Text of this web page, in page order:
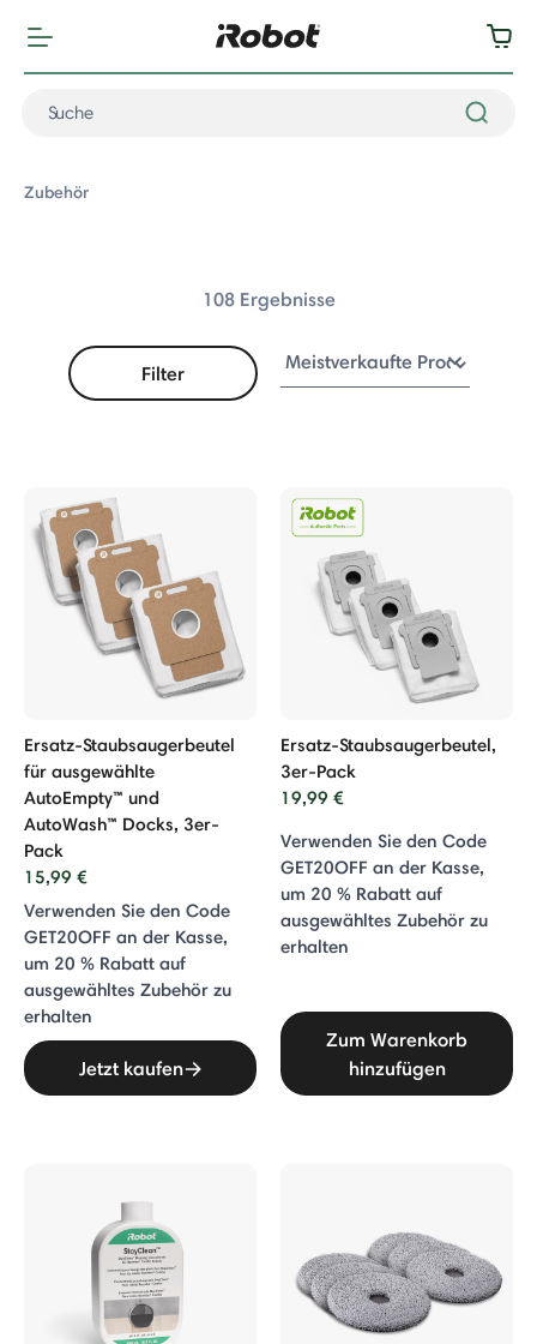
Zubehör
108 Ergebnisse
Filter
Ersatz-Staubsaugerbeutel
für ausgewählte
AutoEmpty™ und
AutoWash™ Docks, 3er-
Pack
15,99 €
Verwenden Sie den Code
GET20OFF an der Kasse,
um 20 % Rabatt auf
ausgewähltes Zubehör zu
erhalten
Jetzt kaufen
Ersatz-Staubsaugerbeutel,
3er-Pack
19,99 €
Verwenden Sie den Code
GET20OFF an der Kasse,
um 20 % Rabatt auf
ausgewähltes Zubehör zu
erhalten
Zum Warenkorb
hinzufügen